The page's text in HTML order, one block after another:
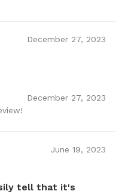
December 27, 2023
December 27, 2023
June 19, 2023
tell that it's